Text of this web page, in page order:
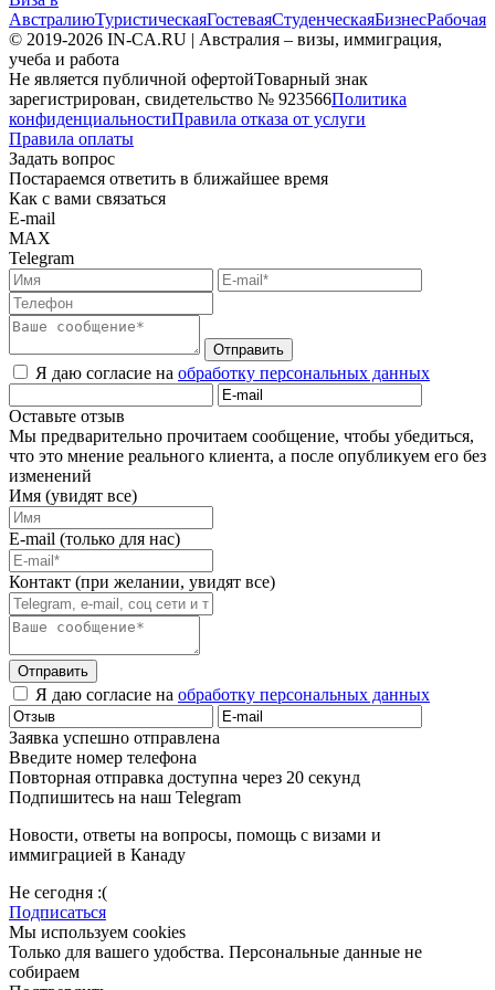
АвстралиюТуристическаяГостеваяСтуденческаяБизнесРабочая
© 2019-2026 IN-CA.RU | Австралия – визы, иммиграция,
учеба и работа
Не является публичной офертойТоварный знак
зарегистрирован, свидетельство № 923566Политика
конфиденциальностиПравила отказа от услуги
Правила оплаты
Задать вопрос
Постараемся ответить в ближайшее время
Как с вами связаться
E-mail
MAX
Telegram
Отправить
Я даю согласие на обработку персональных данных
Оставьте отзыв
Мы предварительно прочитаем сообщение, чтобы убедиться,
что это мнение реального клиента, а после опубликуем его без
изменений
Имя (увидят все)
E-mail (только для нас)
Контакт (при желании, увидят все)
Отправить
Я даю согласие на обработку персональных данных
Заявка успешно отправлена
Введите номер телефона
Повторная отправка доступна через 20 секунд
Подпишитесь на наш Telegram
Новости, ответы на вопросы, помощь с визами и
иммиграцией в Канаду
Не сегодня :(
Подписаться
Мы используем cookies
Только для вашего удобства. Персональные данные не
собираем